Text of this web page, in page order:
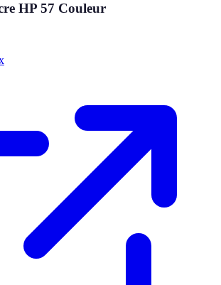
HP 57 Couleur